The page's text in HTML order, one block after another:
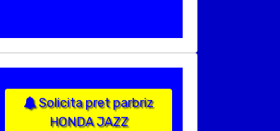
Solicita pret parbriz
HONDA JAZZ